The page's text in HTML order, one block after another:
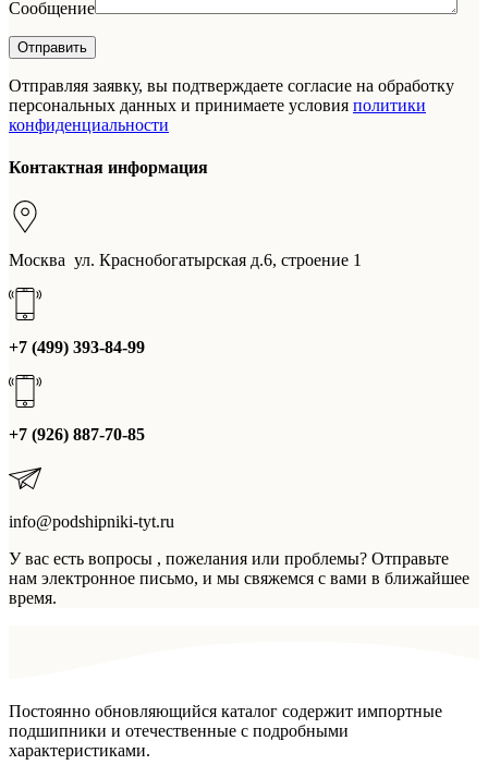
Сообщение
Отправляя заявку, вы подтверждаете согласие на обработку
персональных данных и принимаете условия политики
конфиденциальности
Контактная информация
Москва ул. Краснобогатырская д.6, строение 1
+7 (499) 393-84-99
+7 (926) 887-70-85
info@podshipniki-tyt.ru
У вас есть вопросы , пожелания или проблемы? Отправьте
нам электронное письмо, и мы свяжемся с вами в ближайшее
время.
Постоянно обновляющийся каталог содержит импортные
подшипники и отечественные с подробными
характеристиками.